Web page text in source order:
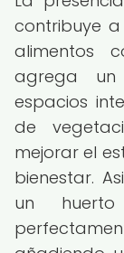
contribuye
alimentos
agrega un
espacios
de
mejorar el
bienestar.
un